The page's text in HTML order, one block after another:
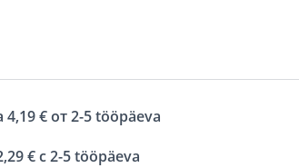
€ от 2-5 tööpäeva
€ с 2-5 tööpäeva